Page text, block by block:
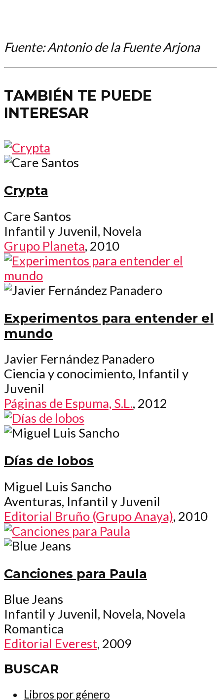
Fuente: Antonio de la Fuente Arjona
TAMBIÉN TE PUEDE
INTERESAR
Crypta
Care Santos
Infantil y Juvenil, Novela
Grupo Planeta, 2010
Experimentos para entender el
mundo
Javier Fernández Panadero
Ciencia y conocimiento, Infantil y
Juvenil
Páginas de Espuma, S.L., 2012
Días de lobos
Miguel Luis Sancho
Aventuras, Infantil y Juvenil
Editorial Bruño (Grupo Anaya), 2010
Canciones para Paula
Blue Jeans
Infantil y Juvenil, Novela, Novela
Romantica
Editorial Everest, 2009
BUSCAR
Libros por género